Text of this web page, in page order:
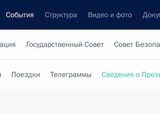
События Структура Видео и фото
Государственный Совет Совет
Поездки Телеграммы Сведения о